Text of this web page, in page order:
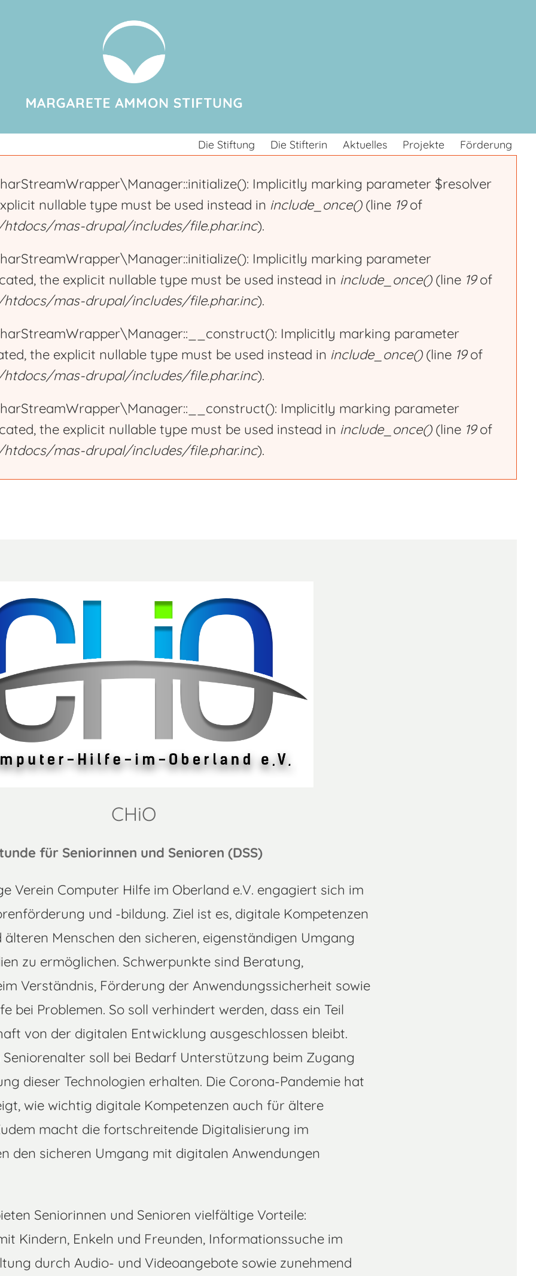
Die Stiftung Die Stifterin Aktuelles Projekte Förderung
Implicitly marking parameter $resolver
nullable type must be used instead in include_once()(line 19of
mas-drupal/includes/file.phar.inc).
Implicitly marking parameter
the explicit nullable type must be used instead in include_once()(line 19of
mas-drupal/includes/file.phar.inc).
Implicitly marking parameter
the explicit nullable type must be used instead in include_once()(line 19of
mas-drupal/includes/file.phar.inc).
Implicitly marking parameter
the explicit nullable type must be used instead in include_once()(line 19of
mas-drupal/includes/file.phar.inc).
CHiO
für Seniorinnen und Senioren (DSS)
Verein Computer Hilfe im Oberland e.V. engagiert sich im
und -bildung. Ziel ist es, digitale Kompetenzen
Menschen den sicheren, eigenständigen Umgang
zu ermöglichen. Schwerpunkte sind Beratung,
Verständnis, Förderung der Anwendungssicherheit sowie
bei Problemen. So soll verhindert werden, dass ein Teil
von der digitalen Entwicklung ausgeschlossen bleibt.
soll bei Bedarf Unterstützung beim Zugang
dieser Technologien erhalten. Die Corona-Pandemie hat
wie wichtig digitale Kompetenzen auch für ältere
macht die fortschreitende Digitalisierung im
den sicheren Umgang mit digitalen Anwendungen
Seniorinnen und Senioren vielfältige Vorteile:
Kindern, Enkeln und Freunden, Informationssuche im
durch Audio- und Videoangebote sowie zunehmend